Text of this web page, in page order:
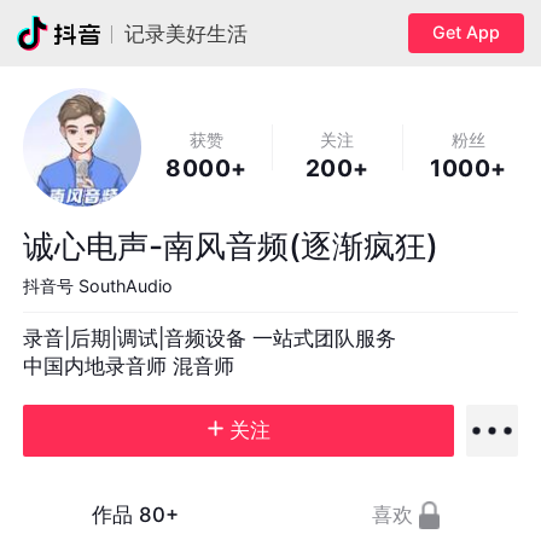
记录美好生活 Get App
获赞
8000+
关注
200+
粉丝
1000+
诚心电声-南风音频(逐渐疯狂)
抖音号 SouthAudio
录音|后期|调试|音频设备 一站式团队服务
中国内地录音师 混音师
关注
作品 80+ 喜欢